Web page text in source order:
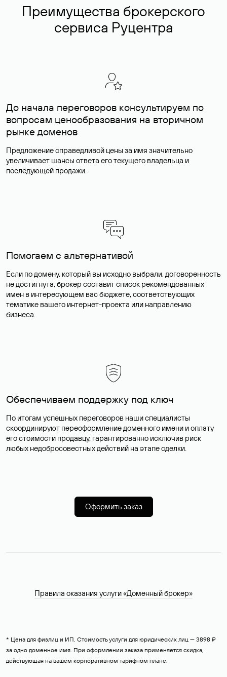
Преимущества брокерского
сервиса Руцентра
До начала переговоров консультируем по
вопросам ценообразования на вторичном
рынке доменов
Предложение справедливой цены за имя значительно
увеличивает шансы ответа его текущего владельца и
последующей продажи.
Помогаем с альтернативой
Если по домену, который вы исходно выбрали, договоренность
не достигнута, брокер составит список рекомендованных
имен в интересующем вас бюджете, соответствующих
тематике вашего интернет-проекта или направлению
бизнеса.
Обеспечиваем поддержку под ключ
По итогам успешных переговоров наши специалисты
скоординируют переоформление доменного имени и оплату
его стоимости продавцу, гарантированно исключив риск
любых недобросовестных действий на этапе сделки.
Оформить заказ
Правила оказания услуги «Доменный брокер»
* Цена для физлиц и ИП. Стоимость услуги для юридических лиц — 3898 ₽
за одно доменное имя. При оформлении заказа применяется скидка,
действующая на вашем корпоративном тарифном плане.